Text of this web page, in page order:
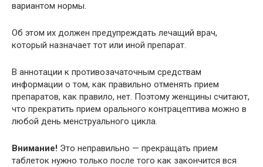
вариантом нормы.
Об этом их должен предупреждать лечащий врач,
который назначает тот или иной препарат.
В аннотации к противозачаточным средствам
информации о том, как правильно отменять прием
препаратов, как правило, нет. Поэтому женщины считают,
что прекратить прием орального контрацептива можно в
любой день менструального цикла.
Внимание! Это неправильно — прекращать прием
таблеток нужно только после того как закончится вся